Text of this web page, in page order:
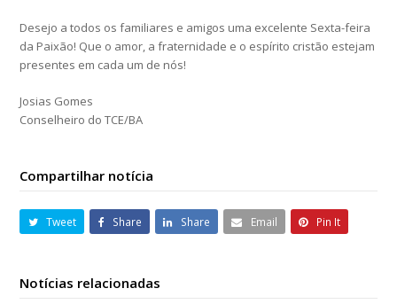
Desejo a todos os familiares e amigos uma excelente Sexta-feira
da Paixão! Que o amor, a fraternidade e o espírito cristão estejam
presentes em cada um de nós!
Josias Gomes
Conselheiro do TCE/BA
Compartilhar notícia
Tweet Share Share Email Pin It
Notícias relacionadas